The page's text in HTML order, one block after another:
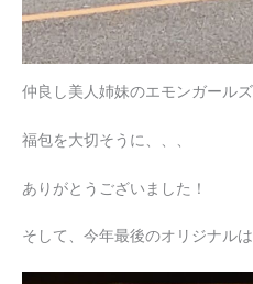
仲良し美人姉妹のエモンガールズ
福包を大切そうに、、、
ありがとうございました！
そして、今年最後のオリジナルは